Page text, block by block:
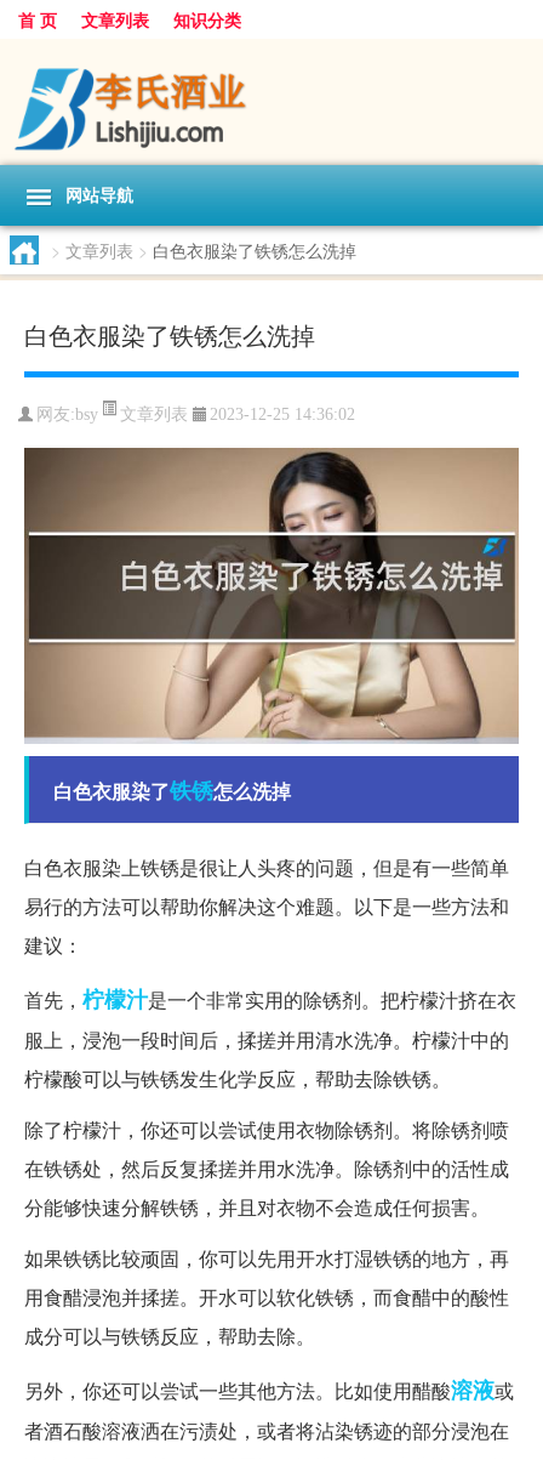
首 页 文章列表 知识分类
网站导航
> 文章列表 > 白色衣服染了铁锈怎么洗掉
白色衣服染了铁锈怎么洗掉
网友:bsy 文章列表 2023-12-25 14:36:02
白色衣服染了铁锈怎么洗掉
白色衣服染上铁锈是很让人头疼的问题，但是有一些简单
易行的方法可以帮助你解决这个难题。以下是一些方法和
建议：
首先， 柠檬汁是一个非常实用的除锈剂。把柠檬汁挤在衣
服上，浸泡一段时间后，揉搓并用清水洗净。柠檬汁中的
柠檬酸可以与铁锈发生化学反应，帮助去除铁锈。
除了柠檬汁，你还可以尝试使用衣物除锈剂。将除锈剂喷
在铁锈处，然后反复揉搓并用水洗净。除锈剂中的活性成
分能够快速分解铁锈，并且对衣物不会造成任何损害。
如果铁锈比较顽固，你可以先用开水打湿铁锈的地方，再
用食醋浸泡并揉搓。开水可以软化铁锈，而食醋中的酸性
成分可以与铁锈反应，帮助去除。
另外，你还可以尝试一些其他方法。比如使用醋酸溶液或
者酒石酸溶液洒在污渍处，或者将沾染锈迹的部分浸泡在